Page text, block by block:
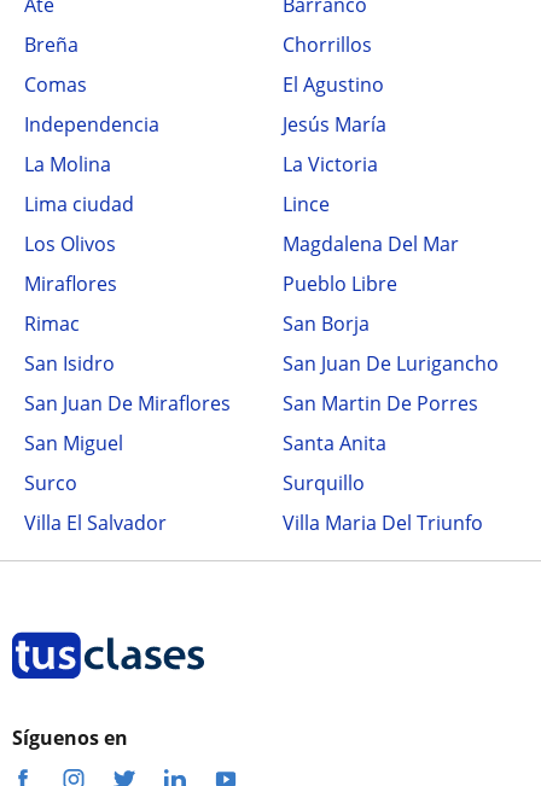
Breña
Chorrillos
Comas
El Agustino
Independencia
Jesús María
La Molina
La Victoria
Lima ciudad
Lince
Los Olivos
Magdalena Del Mar
Miraflores
Pueblo Libre
Rimac
San Borja
San Isidro
San Juan De Lurigancho
San Juan De Miraflores
San Martin De Porres
San Miguel
Santa Anita
Surco
Surquillo
Villa El Salvador
Villa Maria Del Triunfo
Síguenos en